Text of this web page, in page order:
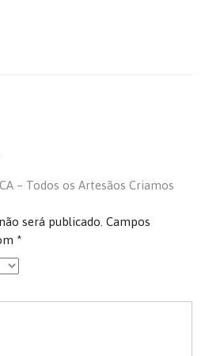
– Todos os Artesãos Criamos
será publicado. Campos
*